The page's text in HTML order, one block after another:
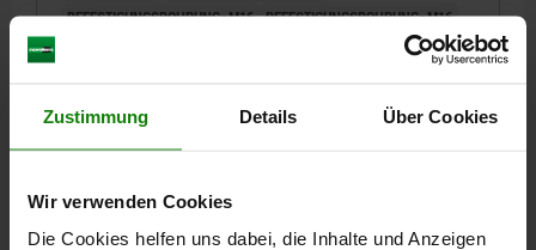
Zustimmung Details Über Cookies
Wir verwenden Cookies
Die Cookies helfen uns dabei, die Inhalte und Anzeigen
BEFESTIGUNGSBOHRUNG=M16 BEFESTIGUNGSBOHRUNG=M16
L6=200
ANZAHL IN QUERRICHTUNG=14
8.990,00 €
zzgl. Versandkosten